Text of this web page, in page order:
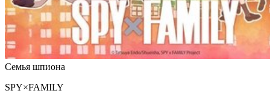
Семья шпиона
SPY×FAMILY